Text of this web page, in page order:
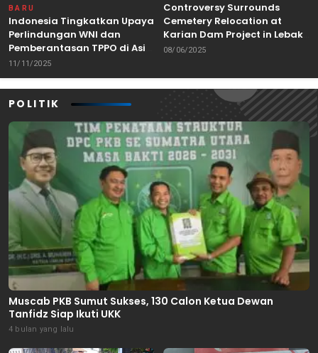
BARU
Indonesia Tingkatkan Upaya
Perlindungan WNI dan
Pemberantasan TPPO di Asia
Tenggara
11/11/2025
Controversy Surrounds
Cemetery Relocation at
Karian Dam Project in Lebak,
Banten
08/06/2025
POLITIK
Muscab PKB Sumut Sukses, 130 Calon Ketua Dewan
Tanfidz Siap Ikuti UKK
4 bulan yang lalu